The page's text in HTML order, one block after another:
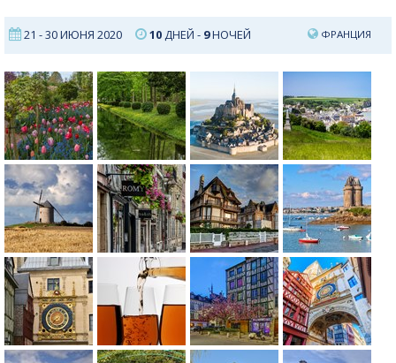
21 - 30 ИЮНЯ 2020 10ДНЕЙ - 9НОЧЕЙ ФРАНЦИЯ